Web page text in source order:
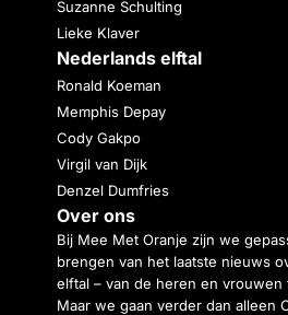
Suzanne Schulting
Lieke Klaver
Nederlands elftal
Ronald Koeman
Memphis Depay
Cody Gakpo
Virgil van Dijk
Denzel Dumfries
Over ons
Bij Mee Met Oranje zijn we
brengen van het laatste nieuws
elftal – van de heren en vrouwen
Maar we gaan verder dan alleen